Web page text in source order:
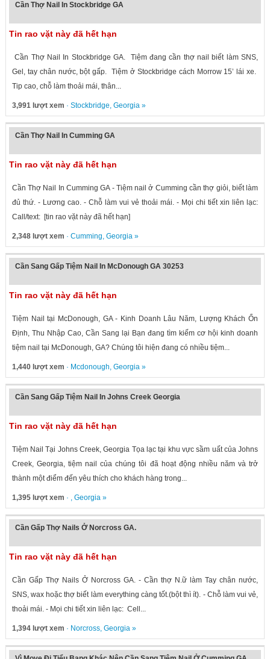
Cần Thợ Nail In Stockbridge GA
Tin rao vặt này đã hết hạn
Cần Thợ Nail In Stockbridge GA. Tiệm đang cần thợ nail biết làm SNS,
Gel, tay chân nước, bột gấp. Tiệm ở Stockbridge cách Morrow 15’ lái xe.
Tip cao, chỗ làm thoải mái, thân...
3,991 lượt xem · Stockbridge, Georgia»
Cần Thợ Nail In Cumming GA
Tin rao vặt này đã hết hạn
Cần Thợ Nail In Cumming GA - Tiệm nail ở Cumming cần thợ giỏi, biết làm
đủ thứ. - Lương cao. - Chỗ làm vui vẻ thoải mái. - Mọi chi tiết xin liên lạc:
Call/text: [tin rao vặt này đã hết hạn]
2,348 lượt xem · Cumming, Georgia»
Cần Sang Gấp Tiệm Nail In McDonough GA 30253
Tin rao vặt này đã hết hạn
Tiệm Nail tại McDonough, GA - Kinh Doanh Lâu Năm, Lượng Khách Ổn
Định, Thu Nhập Cao, Cần Sang lại Bạn đang tìm kiếm cơ hội kinh doanh
tiệm nail tại McDonough, GA? Chúng tôi hiện đang có nhiều tiệm...
1,440 lượt xem · Mcdonough, Georgia»
Cần Sang Gấp Tiệm Nail In Johns Creek Georgia
Tin rao vặt này đã hết hạn
Tiệm Nail Tại Johns Creek, Georgia Tọa lạc tại khu vực sầm uất của Johns
Creek, Georgia, tiệm nail của chúng tôi đã hoạt động nhiều năm và trở
thành một điểm đến yêu thích cho khách hàng trong...
1,395 lượt xem · , Georgia»
Cần Gấp Thợ Nails Ở Norcross GA.
Tin rao vặt này đã hết hạn
Cần Gấp Thợ Nails Ở Norcross GA. - Cần thợ N.ữ làm Tay chân nước,
SNS, wax hoặc thợ biết làm everything càng tốt.(bột thì ít). - Chỗ làm vui vẻ,
thoải mái. - Mọi chi tiết xin liên lạc: Cell...
1,394 lượt xem · Norcross, Georgia»